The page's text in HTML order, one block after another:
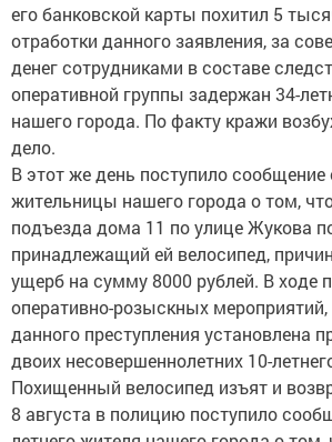
его банковской карты похитил 5
отработки данного заявления, за
денег сотрудниками в составе
оперативной группы задержан 34-
нашего города. По факту кражи
дело.
В этот же день поступило сообщение
жительницы нашего города о том,
подъезда дома 11 по улице Жукова
принадлежащий ей велосипед,
ущерб на сумму 8000 рублей. В ходе
оперативно-розыскных
данного преступления установлена
двоих несовершеннолетних 10-
Похищенный велосипед изъят и
8 августа в полицию поступило